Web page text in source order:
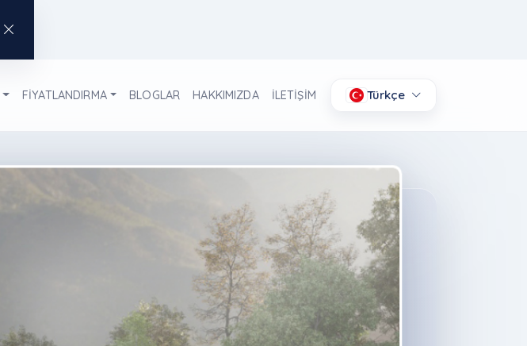
FİYATLANDIRMA BLOGLAR HAKKIMIZDA İLETİŞİM Türkçe